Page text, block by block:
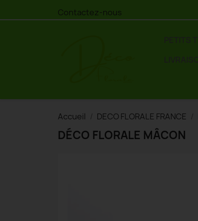
Contactez-nous
Accueil DECO FLORALE FRANCE
DÉCO FLORALE MÂCON